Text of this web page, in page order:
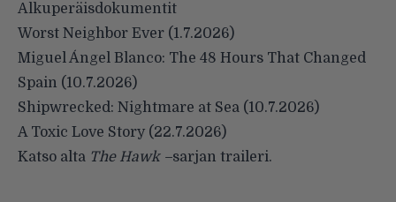
Alkuperäisdokumentit
Worst Neighbor Ever (1.7.2026)
Miguel Ángel Blanco: The 48 Hours That Changed
Spain (10.7.2026)
Shipwrecked: Nightmare at Sea (10.7.2026)
A Toxic Love Story (22.7.2026)
Katso alta The Hawk –sarjan traileri.